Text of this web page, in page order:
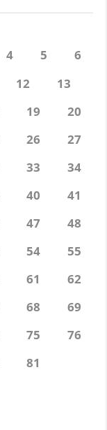
4 5
6
12
13
19
20
26
27
33
34
40
41
47
48
54
55
61
62
68
69
75
76
81